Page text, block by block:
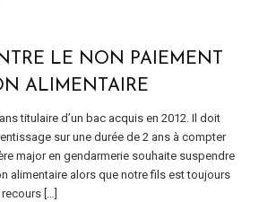
LE NON PAIEMENT
ALIMENTAIRE
titulaire d’un bac acquis en 2012. Il doit
sur une durée de 2 ans à compter
major en gendarmerie souhaite suspendre
alimentaire alors que notre fils est toujours
[…]